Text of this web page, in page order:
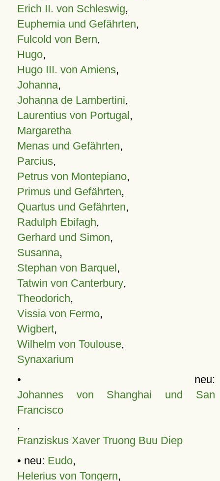
Erich II. von Schleswig,
Euphemia und Gefährten,
Fulcold von Bern,
Hugo,
Hugo III. von Amiens,
Johanna,
Johanna de Lambertini,
Laurentius von Portugal,
Margaretha
Menas und Gefährten,
Parcius,
Petrus von Montepiano,
Primus und Gefährten,
Quartus und Gefährten,
Radulph Ebifagh,
Gerhard und Simon,
Susanna,
Stephan von Barquel,
Tatwin von Canterbury,
Theodorich,
Vissia von Fermo,
Wigbert,
Wilhelm von Toulouse,
Synaxarium
• neu:
Johannes von Shanghai und San
Francisco
,
Franziskus Xaver Truong Buu Diep
• neu: Eudo,
Helerius von Tongern,